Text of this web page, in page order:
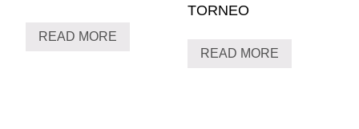
READ MORE
TORNEO
READ MORE